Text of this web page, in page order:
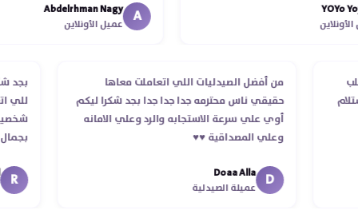
انتهاء موعد عمله ..فضل يتابع معايا
استلمت ..شكرا جزيلا ليكم
Abdelrhman Nagy
عميل الأونلاين
من أفضل الصيدليات اللي اتعاملت معاها
حقيقي ناس محترمه جدا جدا جدا بجد شكرا ليكم
أوي علي سرعة الاستجابه والرد وعلي الامانه
وعلي المصداقية ♥️♥️‏
D
Doaa Alla
عميلة الصيدلية